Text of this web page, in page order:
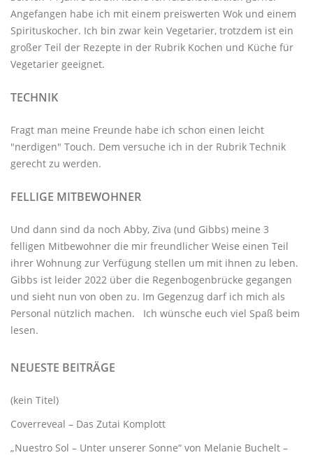
Angefangen habe ich mit einem preiswerten Wok und einem
Spirituskocher. Ich bin zwar kein Vegetarier, trotzdem ist ein
großer Teil der Rezepte in der Rubrik Kochen und Küche für
Vegetarier geeignet.
TECHNIK
Fragt man meine Freunde habe ich schon einen leicht
"nerdigen" Touch. Dem versuche ich in der Rubrik Technik
gerecht zu werden.
FELLIGE MITBEWOHNER
Und dann sind da noch Abby, Ziva (und Gibbs) meine 3
felligen Mitbewohner die mir freundlicher Weise einen Teil
ihrer Wohnung zur Verfügung stellen um mit ihnen zu leben.
Gibbs ist leider 2022 über die Regenbogenbrücke gegangen
und sieht nun von oben zu. Im Gegenzug darf ich mich als
Personal nützlich machen. Ich wünsche euch viel Spaß beim
lesen.
NEUESTE BEITRÄGE
(kein Titel)
Coverreveal – Das Zutai Komplott
„Nuestro Sol – Unter unserer Sonne“ von Melanie Buchelt –